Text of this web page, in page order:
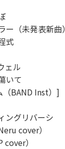
（未発表新曲）
式
ェル
いて
（BAND Inst）]
ングリバーシ
cover）
）